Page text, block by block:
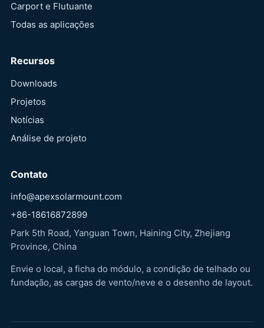
Carport e Flutuante
Todas as aplicações
Recursos
Downloads
Projetos
Notícias
Análise de projeto
Contato
info@apexsolarmount.com
+86-18616872899
Park 5th Road, Yanguan Town, Haining City, Zhejiang
Province, China
Envie o local, a ficha do módulo, a condição de telhado ou
fundação, as cargas de vento/neve e o desenho de layout.